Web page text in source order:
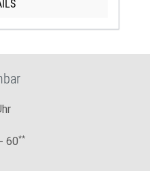
60**